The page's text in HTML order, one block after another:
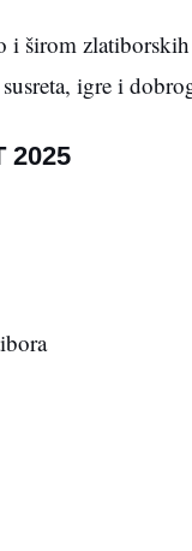
igre i
2025